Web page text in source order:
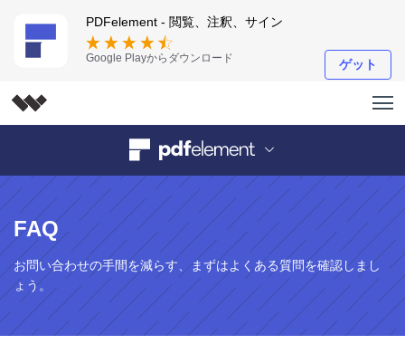
PDFelement - 閲覧、注釈、サイン
Google Playからダウンロード ゲット
FAQ
お問い合わせの手間を減らす、まずはよくある質問を確認しまし
ょう。